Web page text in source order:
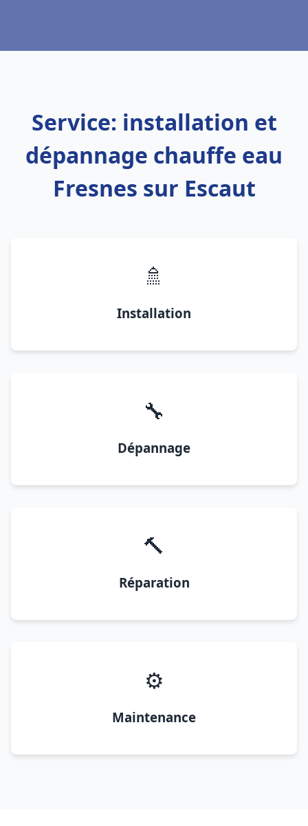
Service: installation et
dépannage chauffe eau
Fresnes sur Escaut
🚿
Installation
🔧
Dépannage
🔨
Réparation
⚙️
Maintenance